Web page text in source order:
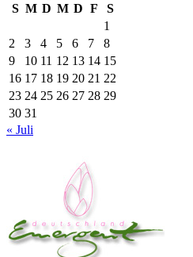
S M D M D F
S
1
2
3 4 5 6 7
8
9
10 11 12 13 14 15
16 17 18 19 20 21 22
23 24 25 26 27 28 29
30 31
« Juli